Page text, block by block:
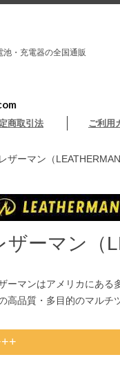
・充電器の全国通販
商取引法 ご利用
ザーマン（LEATHERMAN
ザーマン（
ーマンはアメリカにある
高品質・多目的のマルチ